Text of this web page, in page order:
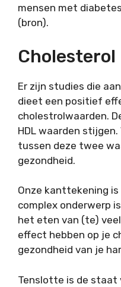
mensen met
(bron).
Cholesterol
Er zijn studies die
dieet een positief
cholestrolwaarden.
HDL waarden
tussen deze twee
gezondheid.
Onze kanttekening
complex onderwerp
het eten van (te)
effect hebben op je
gezondheid van je
Tenslotte is de staat